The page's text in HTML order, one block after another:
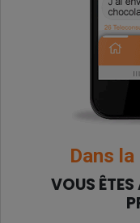
Dans
VOUS